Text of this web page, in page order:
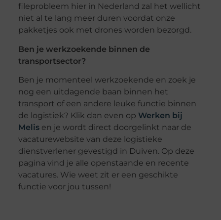
fileprobleem hier in Nederland zal het wellicht
niet al te lang meer duren voordat onze
pakketjes ook met drones worden bezorgd.
Ben je werkzoekende binnen de
transportsector?
Ben je momenteel werkzoekende en zoek je
nog een uitdagende baan binnen het
transport of een andere leuke functie binnen
de logistiek? Klik dan even op Werken bij
Melisen je wordt direct doorgelinkt naar de
vacaturewebsite van deze logistieke
dienstverlener gevestigd in Duiven. Op deze
pagina vind je alle openstaande en recente
vacatures. Wie weet zit er een geschikte
functie voor jou tussen!